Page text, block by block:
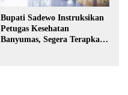
Bupati Sadewo Instruksikan
Petugas Kesehatan
Banyumas, Segera Terapkan